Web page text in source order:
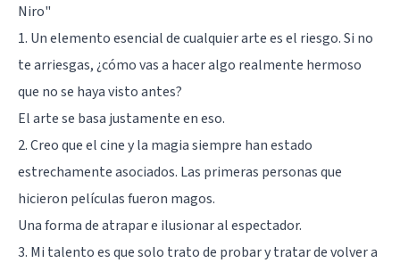
Niro"
1. Un elemento esencial de cualquier arte es el riesgo. Si no
te arriesgas, ¿cómo vas a hacer algo realmente hermoso
que no se haya visto antes?
El arte se basa justamente en eso.
2. Creo que el cine y la magia siempre han estado
estrechamente asociados. Las primeras personas que
hicieron películas fueron magos.
Una forma de atrapar e ilusionar al espectador.
3. Mi talento es que solo trato de probar y tratar de volver a